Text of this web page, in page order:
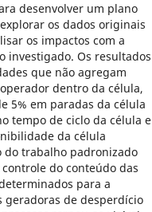
desenvolver um plano
os dados originais
os impactos com a
investigado. Os resultados
que não agregam
dentro da célula,
5% em paradas da célula
tempo de ciclo da célula e
da célula
do trabalho padronizado
do conteúdo das
para a
geradoras de desperdício